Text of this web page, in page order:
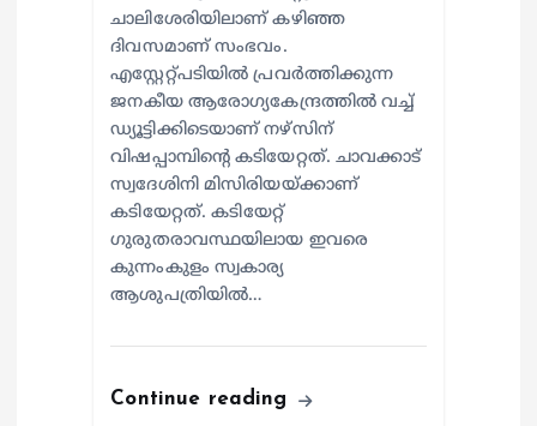
ചാലിശേരിയിലാണ് കഴിഞ്ഞ
ദിവസമാണ് സംഭവം.
എസ്റ്റേറ്റ്പടിയില്‍ പ്രവര്‍ത്തിക്കുന്ന
ജനകീയ ആരോഗ്യകേന്ദ്രത്തില്‍ വച്ച്
ഡ്യൂട്ടിക്കിടെയാണ് നഴ്സിന്
വിഷപ്പാമ്പിന്റെ കടിയേറ്റത്. ചാവക്കാട്
സ്വദേശിനി മിസിരിയയ്ക്കാണ്
കടിയേറ്റത്. കടിയേറ്റ്
ഗുരുതരാവസ്ഥയിലായ ഇവരെ
കുന്നംകുളം സ്വകാര്യ
ആശുപത്രിയില്‍…
Continue reading